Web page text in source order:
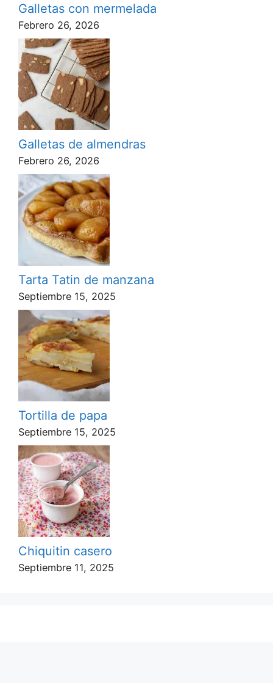
Galletas con mermelada
Febrero 26, 2026
Galletas de almendras
Febrero 26, 2026
Tarta Tatin de manzana
Septiembre 15, 2025
Tortilla de papa
Septiembre 15, 2025
Chiquitin casero
Septiembre 11, 2025